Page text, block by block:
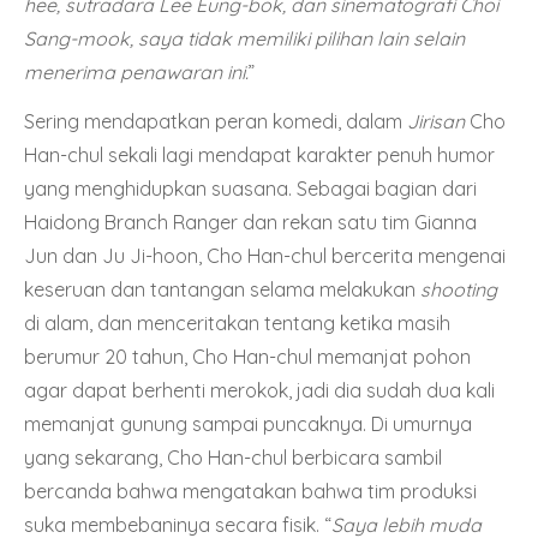
Sang-mook, saya tidak memiliki pilihan lain selain
menerima penawaran ini.”
Sering mendapatkan peran komedi, dalam JirisanCho
Han-chul sekali lagi mendapat karakter penuh humor
yang menghidupkan suasana. Sebagai bagian dari
Haidong Branch Ranger dan rekan satu tim Gianna
Jun dan Ju Ji-hoon, Cho Han-chul bercerita mengenai
keseruan dan tantangan selama melakukan shooting
di alam, dan menceritakan tentang ketika masih
berumur 20 tahun, Cho Han-chul memanjat pohon
agar dapat berhenti merokok, jadi dia sudah dua kali
memanjat gunung sampai puncaknya. Di umurnya
yang sekarang, Cho Han-chul berbicara sambil
bercanda bahwa mengatakan bahwa tim produksi
suka membebaninya secara fisik. “Saya lebih muda